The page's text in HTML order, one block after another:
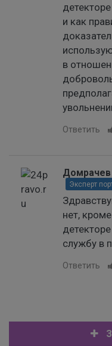
и как
в
Ответить
Эксперт
нет,
службу в
Ответить